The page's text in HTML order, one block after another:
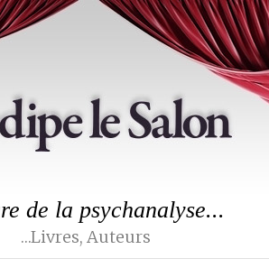
de la psychanalyse...
…livres, Auteurs